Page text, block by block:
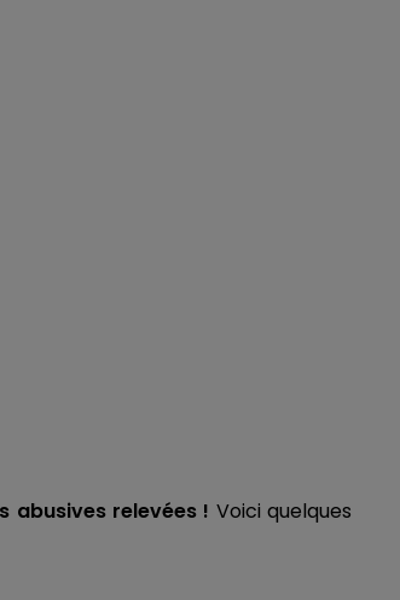
abusives relevées ! Voici quelques